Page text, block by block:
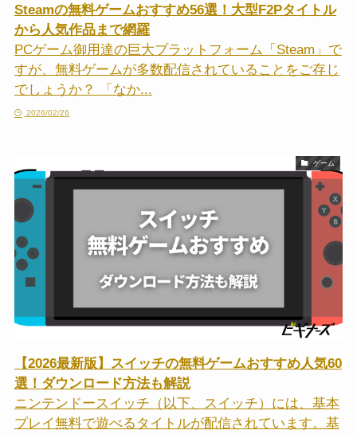
Steamの無料ゲームおすすめ56選！大型F2Pタイトル
から人気作品まで網羅
PCゲーム御用達の巨大プラットフォーム「Steam」で
すが、無料ゲームが多数配信されていることをご存じ
でしょうか？ 「なか...
2026/02/26
ゲーム
【2026最新版】スイッチの無料ゲームおすすめ人気60
選！ダウンロード方法も解説
ニンテンドースイッチ（以下、スイッチ）には、基本
プレイ無料で遊べるタイトルが配信されています。基